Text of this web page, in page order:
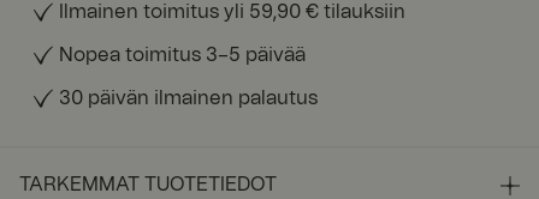
Ilmainen toimitus yli 59,90 € tilauksiin
Nopea toimitus 3–5 päivää
30 päivän ilmainen palautus
TARKEMMAT TUOTETIEDOT